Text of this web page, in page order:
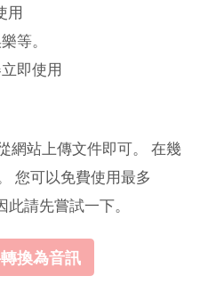
用
等。
即使用
網站上傳文件即可。 在幾
您可以免費使用最多
請先嘗試一下。
換為音訊